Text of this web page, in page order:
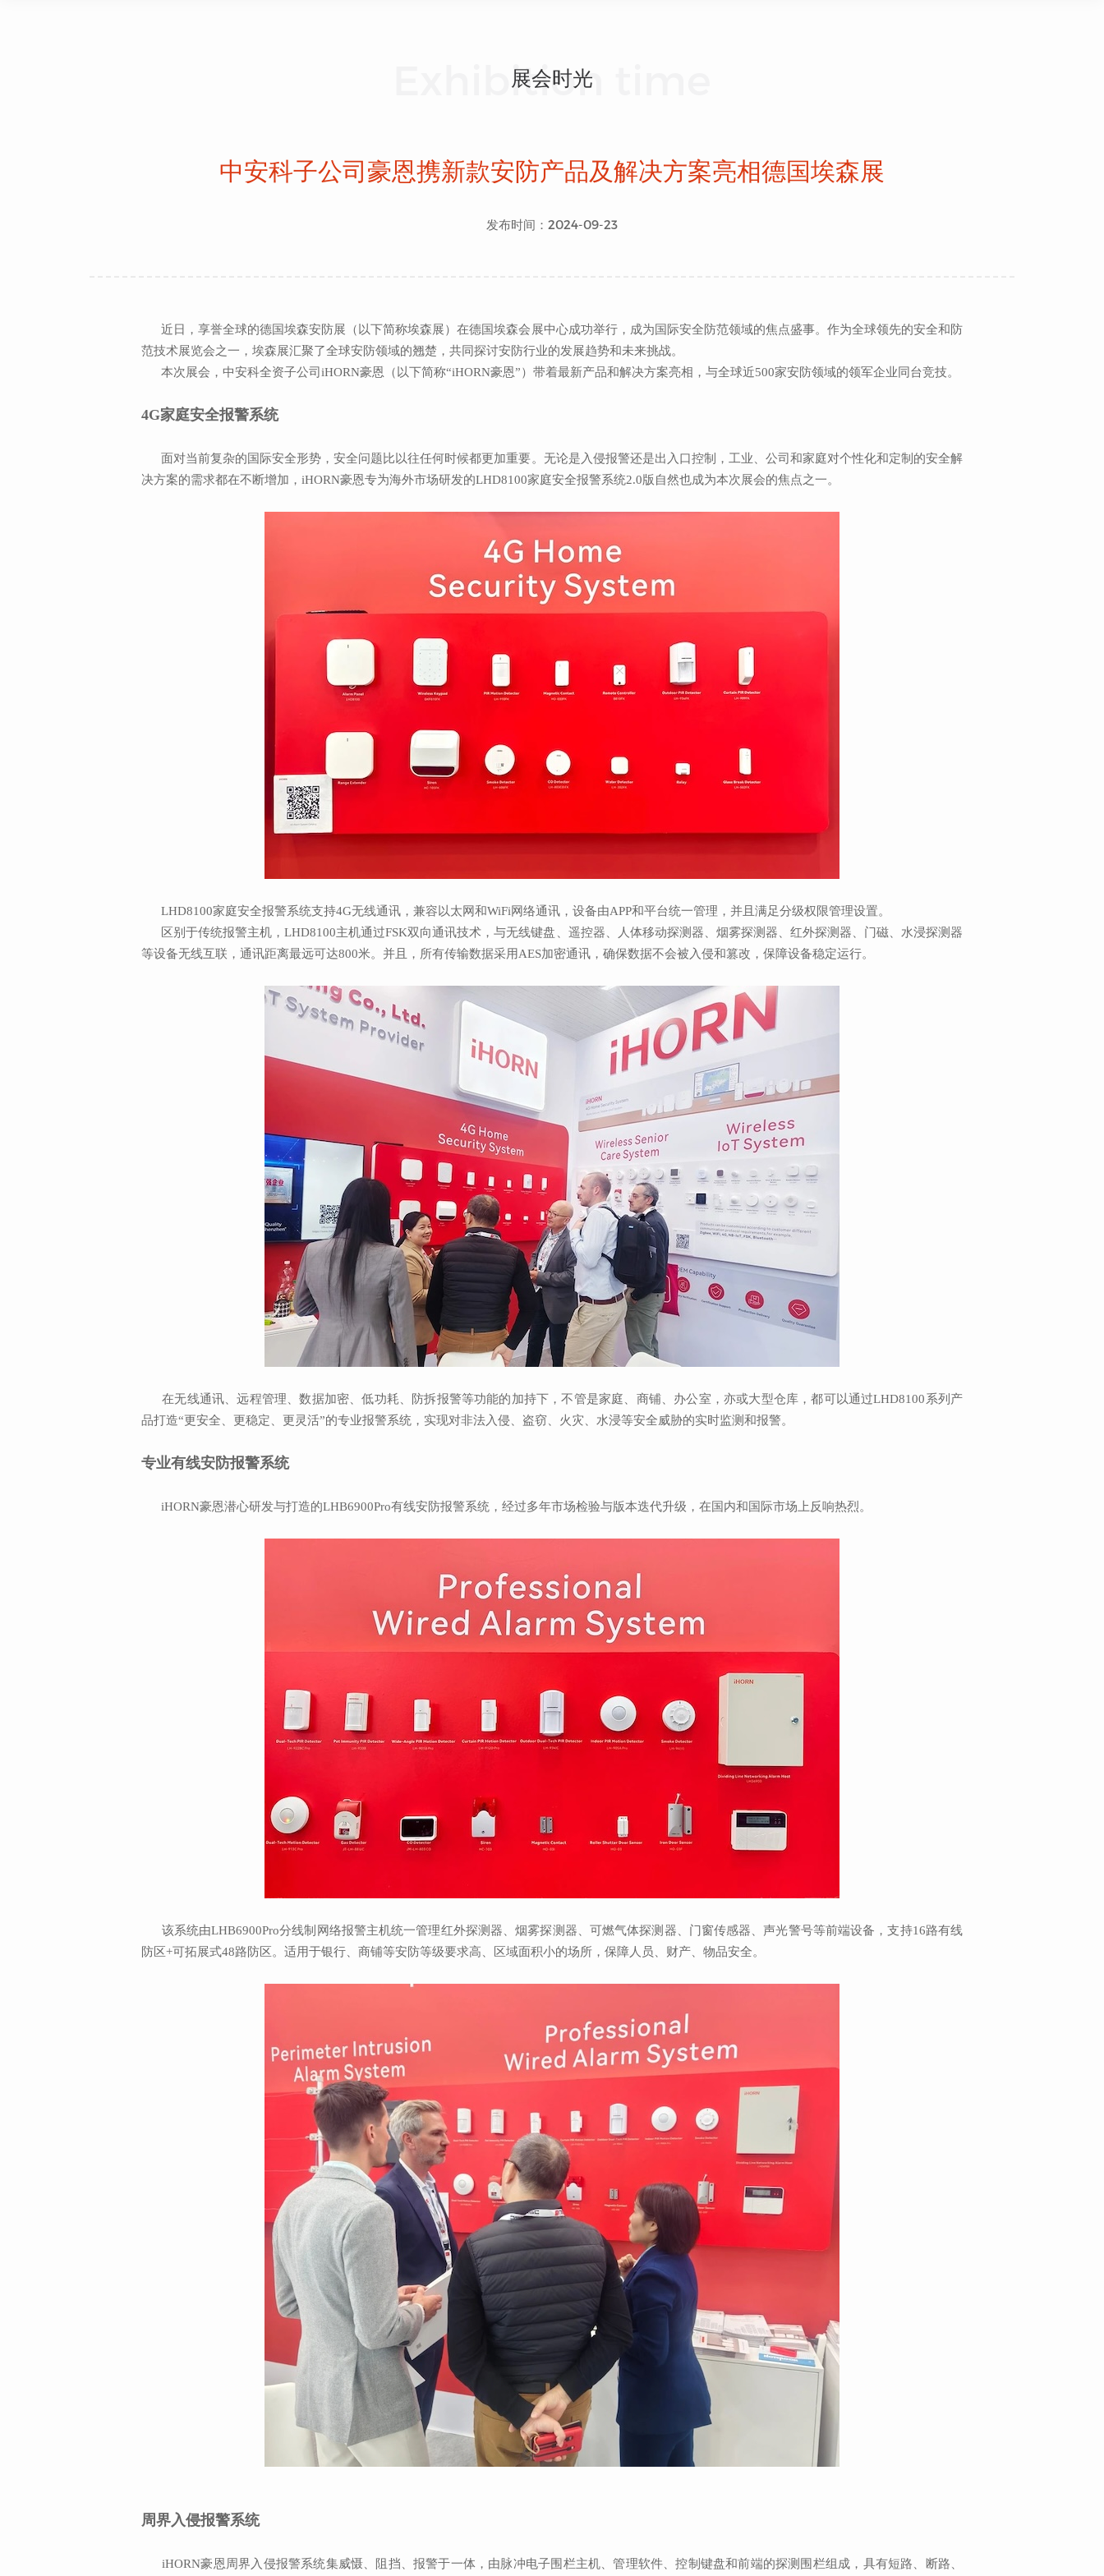
展会时光
Exhibition time
中安科子公司豪恩携新款安防产品及解决方案亮相德国埃森展
发布时间：2024-09-23
近日，享誉全球的德国埃森安防展（以下简称埃森展）在德国埃森会展中心成功举行，成为国际安全防范领域的焦点盛事。作为全球领先的安全和防
范技术展览会之一，埃森展汇聚了全球安防领域的翘楚，共同探讨安防行业的发展趋势和未来挑战。
本次展会，中安科全资子公司iHORN豪恩（以下简称“iHORN豪恩”）带着最新产品和解决方案亮相，与全球近500家安防领域的领军企业同台竞技。
4G家庭安全报警系统
面对当前复杂的国际安全形势，安全问题比以往任何时候都更加重要。无论是入侵报警还是出入口控制，工业、公司和家庭对个性化和定制的安全解
决方案的需求都在不断增加，iHORN豪恩专为海外市场研发的LHD8100家庭安全报警系统2.0版自然也成为本次展会的焦点之一。
LHD8100家庭安全报警系统支持4G无线通讯，兼容以太网和WiFi网络通讯，设备由APP和平台统一管理，并且满足分级权限管理设置。
区别于传统报警主机，LHD8100主机通过FSK双向通讯技术，与无线键盘、遥控器、人体移动探测器、烟雾探测器、红外探测器、门磁、水浸探测器
等设备无线互联，通讯距离最远可达800米。并且，所有传输数据采用AES加密通讯，确保数据不会被入侵和篡改，保障设备稳定运行。
在无线通讯、远程管理、数据加密、低功耗、防拆报警等功能的加持下，不管是家庭、商铺、办公室，亦或大型仓库，都可以通过LHD8100系列产
品打造“更安全、更稳定、更灵活”的专业报警系统，实现对非法入侵、盗窃、火灾、水浸等安全威胁的实时监测和报警。
专业有线安防报警系统
iHORN豪恩潜心研发与打造的LHB6900Pro有线安防报警系统，经过多年市场检验与版本迭代升级，在国内和国际市场上反响热烈。
该系统由LHB6900Pro分线制网络报警主机统一管理红外探测器、烟雾探测器、可燃气体探测器、门窗传感器、声光警号等前端设备，支持16路有线
防区+可拓展式48路防区。适用于银行、商铺等安防等级要求高、区域面积小的场所，保障人员、财产、物品安全。
周界入侵报警系统
iHORN豪恩周界入侵报警系统集威慑、阻挡、报警于一体，由脉冲电子围栏主机、管理软件、控制键盘和前端的探测围栏组成，具有短路、断路、